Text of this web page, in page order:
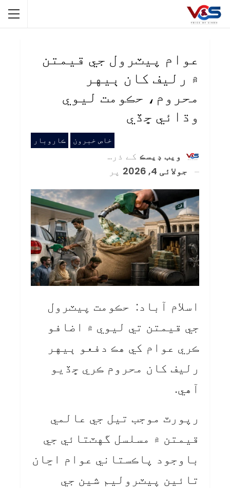
عوام پيٽرول جي قيمتن
۾ رليف کان ٻيهر
محروم، حڪومت ليوي
وڌائي ڇڏي
خاص خبرون ڪاروبار
ويب ڊيسڪ کے ذریعہ
جولائی 4, 2026
پر
اسلام آباد: حڪومت پيٽرول
جي قيمتن تي ليوي ۾ اضافو
ڪري عوام کي هڪ دفعو ٻيهر
رليف کان محروم ڪري ڇڏيو
آهي.
رپورٽ موجب تيل جي عالمي
قيمتن ۾ مسلسل گهٽتائي جي
باوجود پاڪستاني عوام اڃان
تائين پيٽروليم شين جي